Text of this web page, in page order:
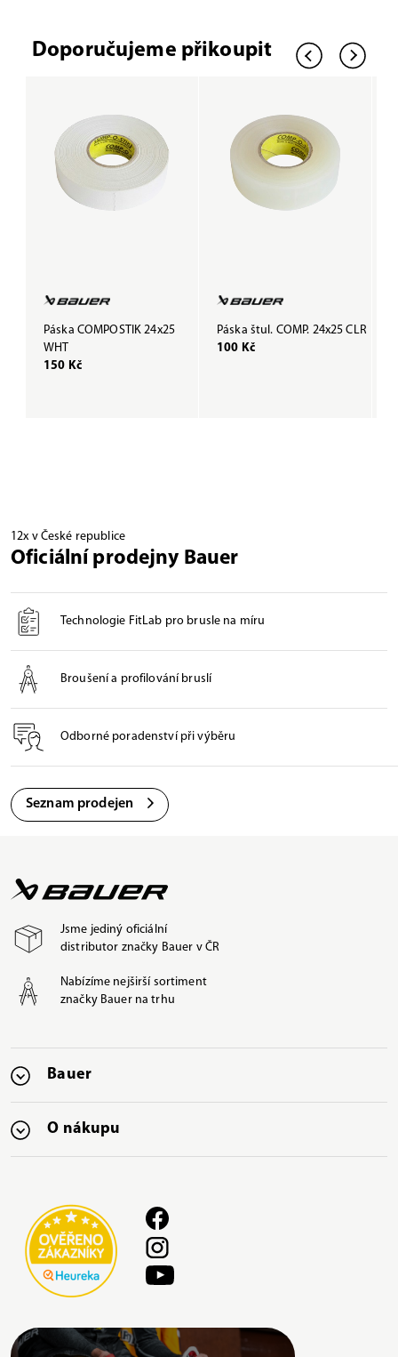
Doporučujeme přikoupit
Páska COMPOSTIK 24x25
WHT
150 Kč
Páska štul. COMP. 24x25 CLR
100 Kč
12x v České republice
Oficiální prodejny Bauer
Technologie FitLab pro brusle na míru
Broušení a profilování bruslí
Odborné poradenství při výběru
Seznam prodejen
Jsme jediný oficiální
distributor značky Bauer v ČR
Nabízíme nejširší sortiment
značky Bauer na trhu
Bauer
O nákupu